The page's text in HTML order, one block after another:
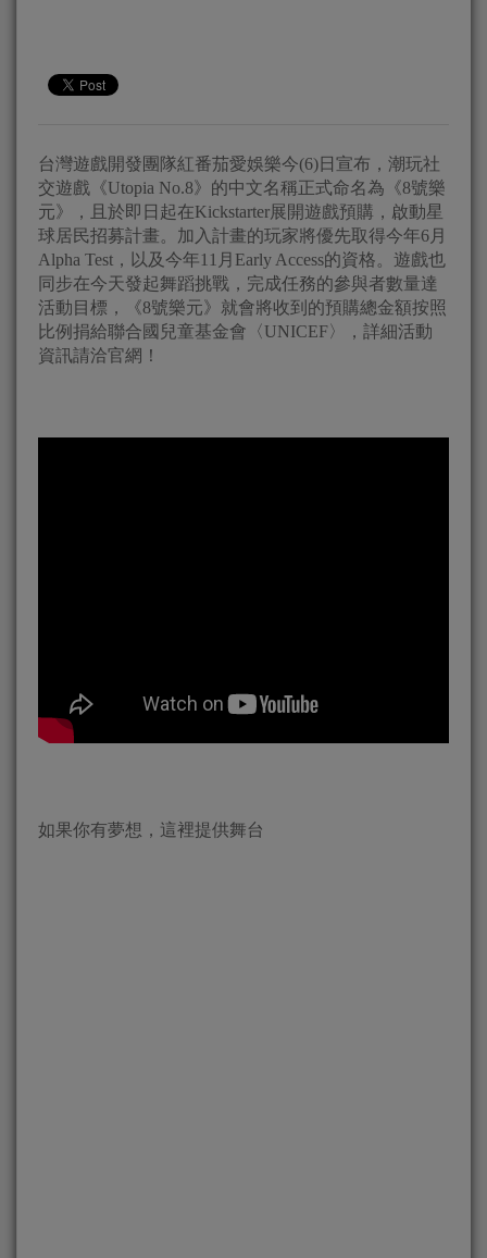
台灣遊戲開發團隊紅番茄愛娛樂今(6)日宣布，潮玩社
交遊戲《Utopia No.8》的中文名稱正式命名為《8號樂
元》，且於即日起在Kickstarter展開遊戲預購，啟動星
球居民招募計畫。加入計畫的玩家將優先取得今年6月
Alpha Test，以及今年11月Early Access的資格。遊戲也
同步在今天發起舞蹈挑戰，完成任務的參與者數量達
活動目標，《8號樂元》就會將收到的預購總金額按照
比例捐給聯合國兒童基金會〈UNICEF〉，詳細活動
資訊請洽官網！
如果你有夢想，這裡提供舞台